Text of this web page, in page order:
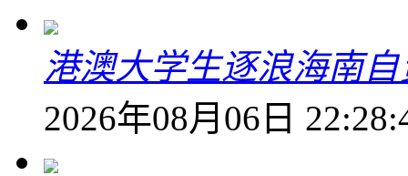
港澳大学生逐浪海南
2026年08月06日